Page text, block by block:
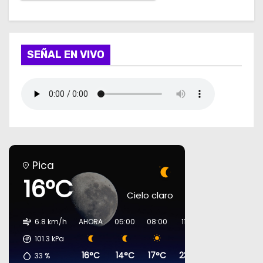
SEÑAL EN VIVO
Pica
16°C Cielo claro
6.8 km/h
101.3 kPa
33 %
AHORA
16°C
05:00
14°C
08:00
17°C
11:00
23°C